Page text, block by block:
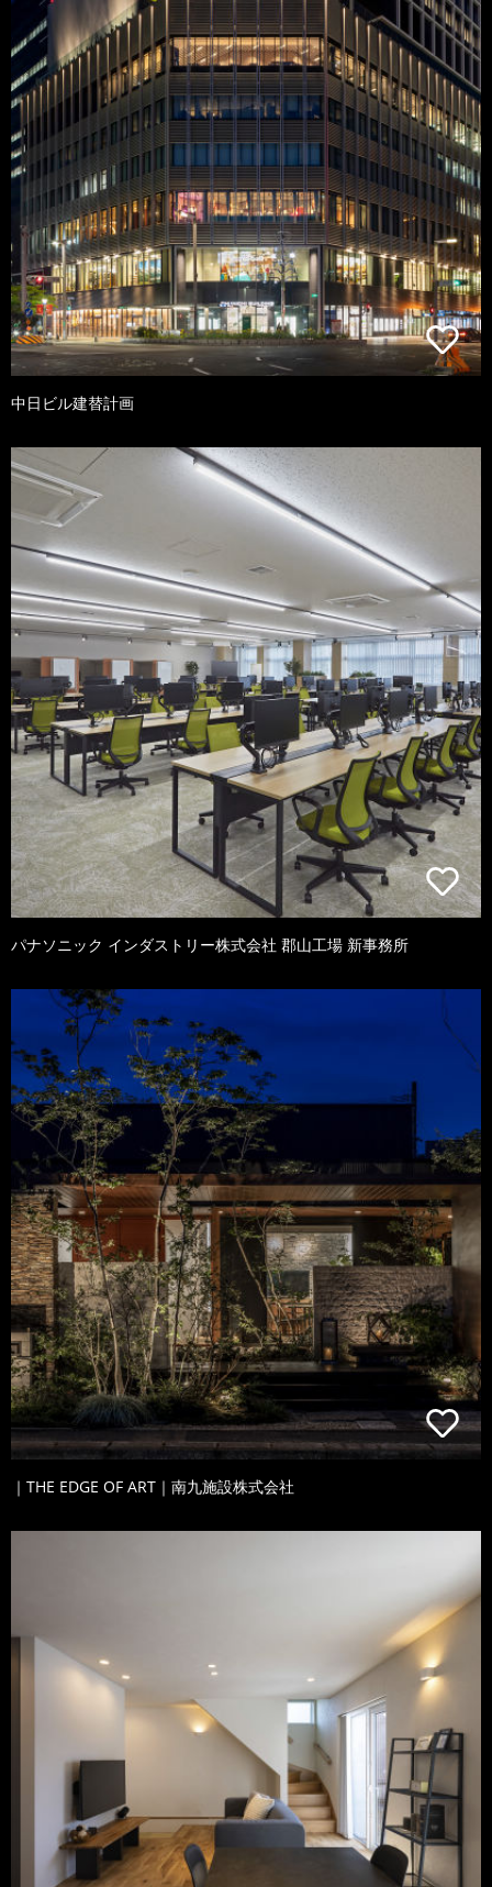
中日ビル建替計画
パナソニック インダストリー株式会社 郡山工場 新事務所
｜THE EDGE OF ART｜南九施設株式会社